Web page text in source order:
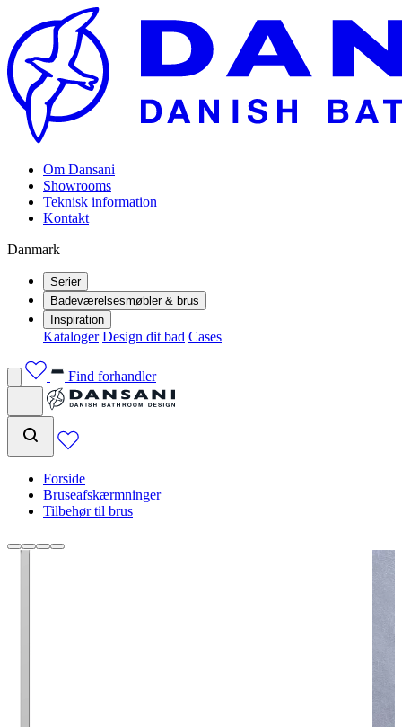
Om Dansani
Showrooms
Teknisk information
Kontakt
Danmark
Serier
Badeværelsesmøbler & brus
Inspiration
Kataloger Design dit bad Cases
Find forhandler
Forside
Bruseafskærmninger
Tilbehør til brus